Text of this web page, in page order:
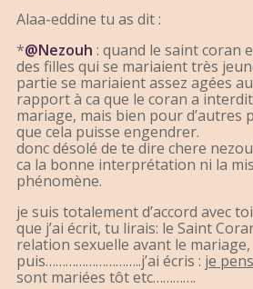
Alaa-eddine tu as dit :
*@Nezouh : quand le saint coran
des filles qui se mariaient très
partie se mariaient assez agées
rapport à ca que le coran a
mariage, mais bien pour d’autres
que cela puisse engendrer.
donc désolé de te dire chere
ca la bonne interprétation ni la
phénomène.
je suis totalement d’accord avec
que j’ai écrit, tu lirais: le Saint
relation sexuelle avant le mariage,
puis………………………..j’ai écris : je
sont mariées tôt etc………….